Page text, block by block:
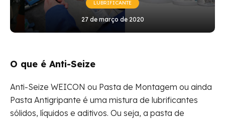
LUBRIFICANTE
27 de março de 2020
O que é Anti-Seize
Anti-Seize WEICON ou Pasta de Montagem ou ainda
Pasta Antigripante é uma mistura de lubrificantes
sólidos, líquidos e aditivos. Ou seja, a pasta de